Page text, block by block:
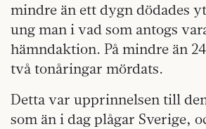
mindre än ett dygn dödades
ung man i vad som antogs
hämndaktion. På mindre än
två tonåringar mördats.
Detta var upprinnelsen till
som än i dag plågar Sverige,